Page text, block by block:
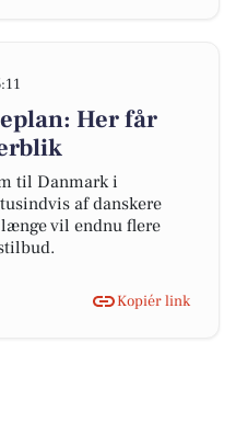
Her får
til Danmark i
af danskere
vil endnu flere
Kopiér link